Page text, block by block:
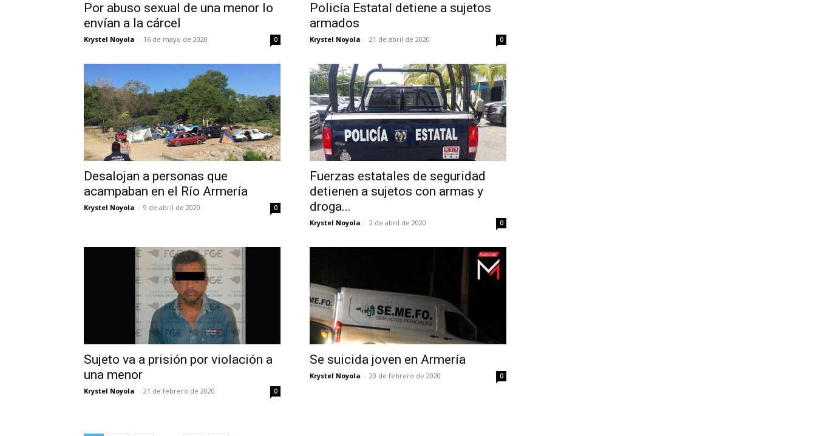
Por abuso sexual de una menor lo
envían a la cárcel
Krystel Noyola - 16 de mayo de 2020 0
Policía Estatal detiene a sujetos
armados
Krystel Noyola - 21 de abril de 2020 0
Desalojan a personas que
acampaban en el Río Armería
Krystel Noyola - 9 de abril de 2020 0
Fuerzas estatales de seguridad
detienen a sujetos con armas y
droga...
Krystel Noyola - 2 de abril de 2020 0
Sujeto va a prisión por violación a
una menor
Krystel Noyola - 21 de febrero de 2020 0
Se suicida joven en Armería
Krystel Noyola - 20 de febrero de 2020 0